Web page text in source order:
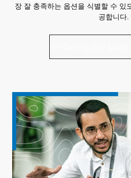
장 잘 충족하는 옵션을 식별할 수 있
공합니다.